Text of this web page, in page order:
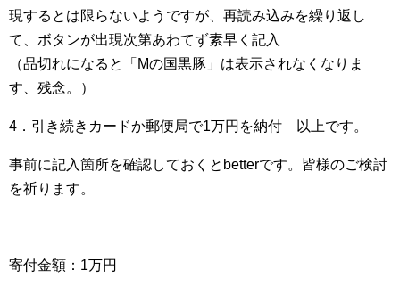
現するとは限らないようですが、再読み込みを繰り返し
て、ボタンが出現次第あわてず素早く記入
（品切れになると「Mの国黒豚」は表示されなくなりま
す、残念。）
4．引き続きカードか郵便局で1万円を納付 以上です。
事前に記入箇所を確認しておくとbetterです。皆様のご検討
を祈ります。
寄付金額：1万円